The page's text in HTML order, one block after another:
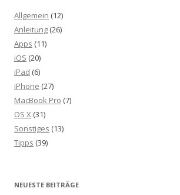
Allgemein (12)
Anleitung (26)
Apps (11)
iOS (20)
iPad (6)
iPhone (27)
MacBook Pro (7)
OS X (31)
Sonstiges (13)
Tipps (39)
NEUESTE BEITRÄGE